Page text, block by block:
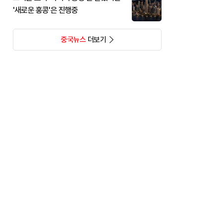
'새로운 홍콩'은 진행중
중국뉴스더보기